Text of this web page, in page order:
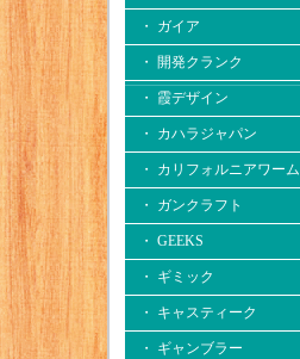
・ ガイア
・ 開発クランク
・ 霞デザイン
・ カハラジャパン
・ カリフォルニアワーム
・ ガンクラフト
・ GEEKS
・ ギミック
・ キャスティーク
・ ギャンブラー